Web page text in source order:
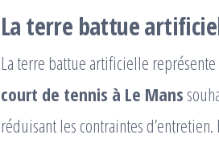
La terre battue
La terre battue artificielle
court de tennis à Le Mans
réduisant les contraintes